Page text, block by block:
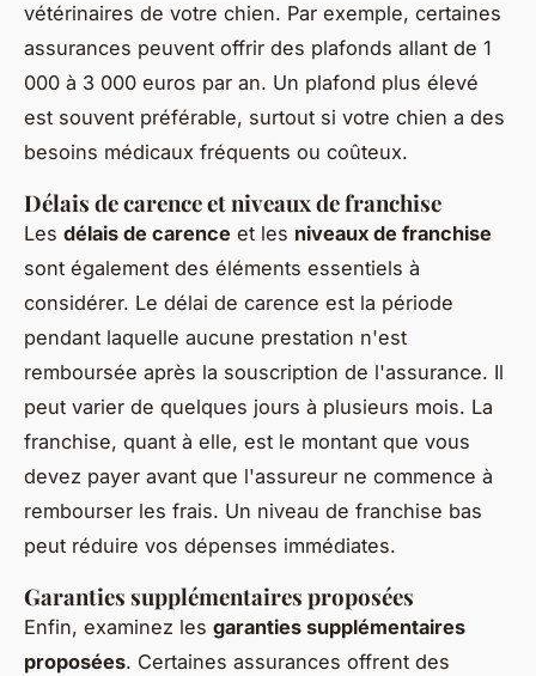
vétérinaires de votre chien. Par exemple, certaines
assurances peuvent offrir des plafonds allant de 1
000 à 3 000 euros par an. Un plafond plus élevé
est souvent préférable, surtout si votre chien a des
besoins médicaux fréquents ou coûteux.
Délais de carence et niveaux de franchise
Les délais de carence et les niveaux de franchise
sont également des éléments essentiels à
considérer. Le délai de carence est la période
pendant laquelle aucune prestation n'est
remboursée après la souscription de l'assurance. Il
peut varier de quelques jours à plusieurs mois. La
franchise, quant à elle, est le montant que vous
devez payer avant que l'assureur ne commence à
rembourser les frais. Un niveau de franchise bas
peut réduire vos dépenses immédiates.
Garanties supplémentaires proposées
Enfin, examinez les garanties supplémentaires
proposées. Certaines assurances offrent des